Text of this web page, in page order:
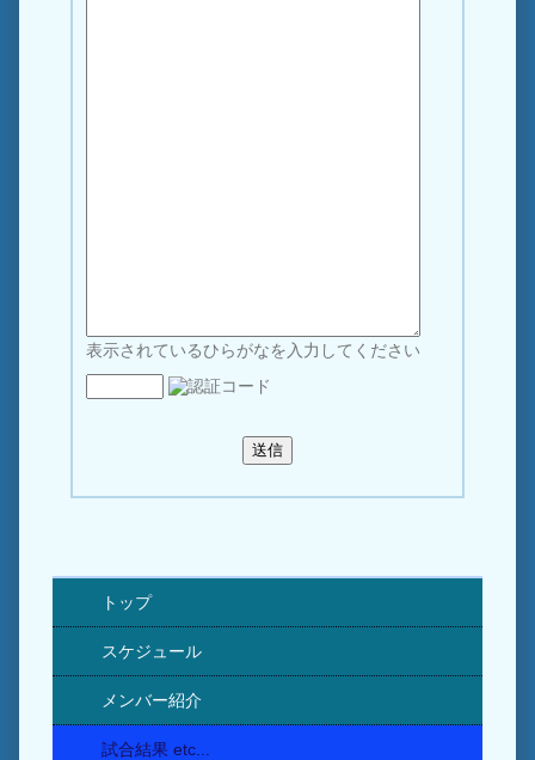
表示されているひらがなを入力してください
トップ
スケジュール
メンバー紹介
試合結果 etc...